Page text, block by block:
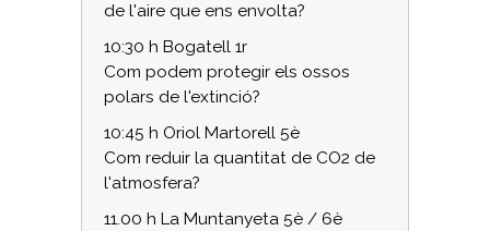
de l'aire que ens envolta?
10:30 h Bogatell 1r
Com podem protegir els ossos
polars de l'extinció?
10:45 h Oriol Martorell 5è
Com reduir la quantitat de CO2 de
l'atmosfera?
11.00 h La Muntanyeta 5è / 6è